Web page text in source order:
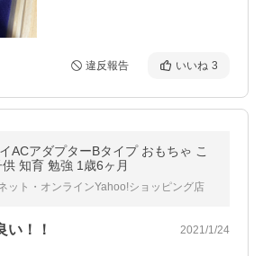
違反報告 いいね 3
ACアダプターBタイプ おもちゃ こ
供 知育 勉強 1歳6ヶ月
ット・オンラインYahoo!ショッピング店
い！！ 2021/1/24